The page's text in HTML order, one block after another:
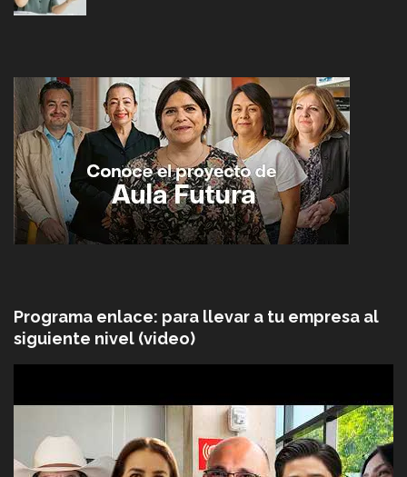
Programa enlace: para llevar a tu empresa al
siguiente nivel (video)